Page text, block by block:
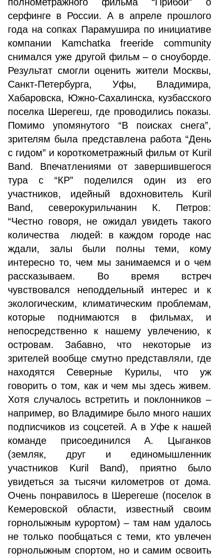
серфинге в России. А в апреле прошлого
года на сопках Парамушира по инициативе
компании Kamchatka freeride community
снимался уже другой фильм – о сноуборде.
Результат смогли оценить жители Москвы,
Санкт-Петербурга, Уфы, Владимира,
Хабаровска, Южно-Сахалинска, кузбасского
поселка Шерегеш, где проводились показы.
Помимо упомянутого “В поисках снега”,
зрителям была представлена работа “День
с гидом” и короткометражный фильм от Kuril
Band. Впечатлениями от завершившегося
тура с “КР” поделился один из его
участников, идейный вдохновитель Kuril
Band, северокурильчанин К. Петров:
“Честно говоря, не ожидал увидеть такого
количества людей: в каждом городе нас
ждали, залы были полны теми, кому
интересно то, чем мы занимаемся и о чем
рассказываем. Во время встреч
чувствовался неподдельный интерес и к
экологическим, климатическим проблемам,
которые поднимаются в фильмах, и
непосредственно к нашему увлечению, к
островам. Забавно, что некоторые из
зрителей вообще смутно представляли, где
находятся Северные Курилы, что уж
говорить о том, как и чем мы здесь живем.
Хотя случалось встретить и поклонников –
например, во Владимире было много наших
подписчиков из соцсетей. А в Уфе к нашей
команде присоединился А. Цыганков
(земляк, друг и единомышленник
участников Kuril Band), приятно было
увидеться за тысячи километров от дома.
Очень понравилось в Шерегеше (поселок в
Кемеровской области, известный своим
горнолыжным курортом) – там нам удалось
не только пообщаться с теми, кто увлечен
горнолыжным спортом, но и самим освоить